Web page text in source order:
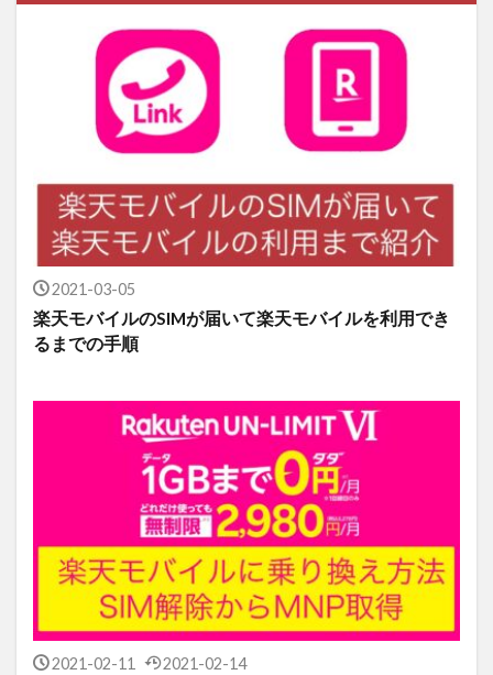
2021-03-05
楽天モバイルのSIMが届いて楽天モバイルを利用でき
るまでの手順
2021-02-11 2021-02-14